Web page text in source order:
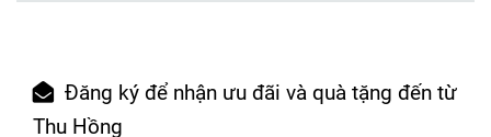
Đăng ký để nhận ưu đãi và quà tặng đến từ
Thu Hồng